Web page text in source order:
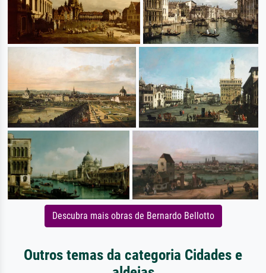
Descubra mais obras de Bernardo Bellotto
Outros temas da categoria Cidades e